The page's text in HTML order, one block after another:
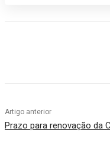
Artigo anterior
Prazo para renovação da